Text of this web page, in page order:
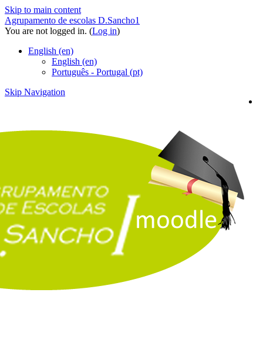
Skip to main content
Agrupamento de escolas D.Sancho1
You are not logged in. (Log in)
English ‎(en)‎
English ‎(en)‎
Português - Portugal ‎(pt)‎
Skip Navigation